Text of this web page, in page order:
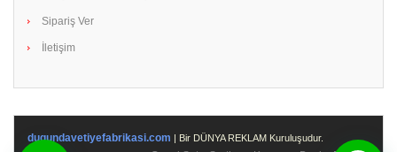
Sipariş Ver
İletişim
dugundavetiyefabrikasi.com | Bir DÜNYA REKLAM Kuruluşudur.